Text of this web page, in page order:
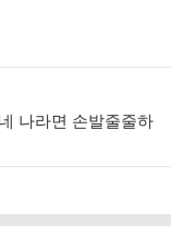
나라면 손발줄줄하